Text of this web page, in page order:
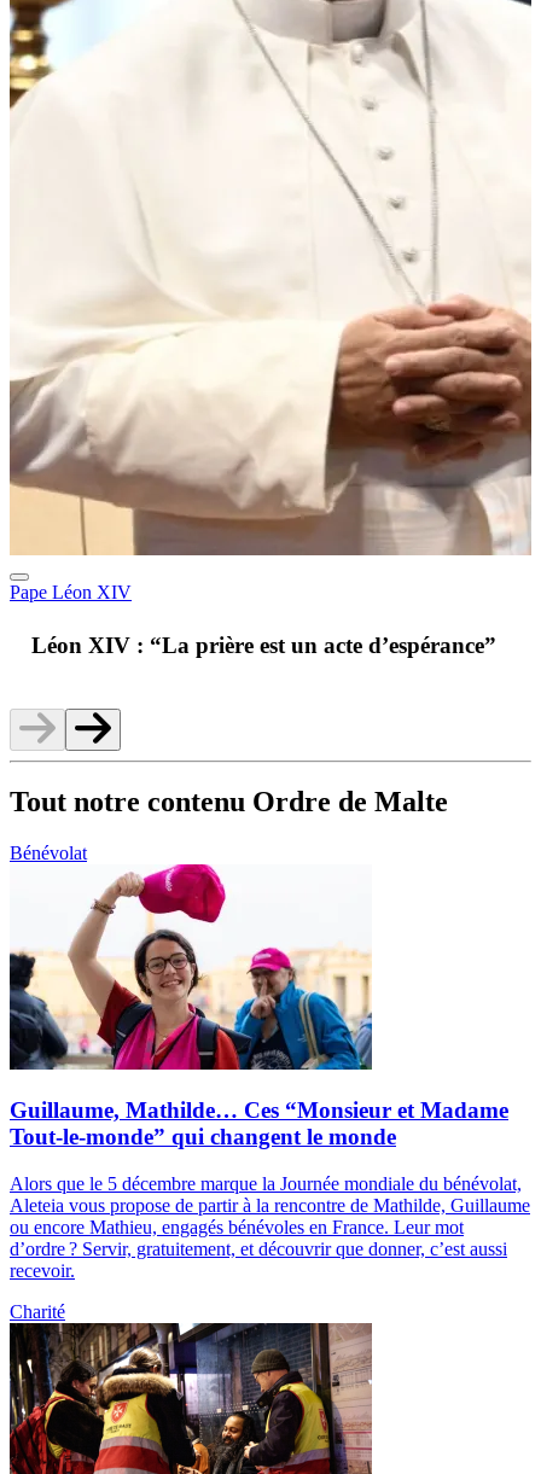
Pape Léon XIV
Léon XIV : “La prière est un acte d’espérance”
Tout notre contenu Ordre de Malte
Bénévolat
Guillaume, Mathilde… Ces “Monsieur et Madame
Tout-le-monde” qui changent le monde
Alors que le 5 décembre marque la Journée mondiale du bénévolat,
Aleteia vous propose de partir à la rencontre de Mathilde, Guillaume
ou encore Mathieu, engagés bénévoles en France. Leur mot
d’ordre ? Servir, gratuitement, et découvrir que donner, c’est aussi
recevoir.
Charité